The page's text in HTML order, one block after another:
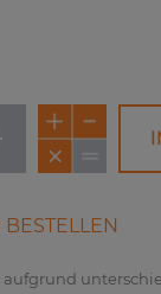
NEU
BESTELLEN
aufgrund